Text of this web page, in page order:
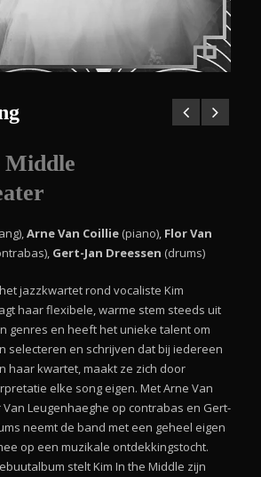
Arne Van Coillie (piano), Flor Van
Gert-Jan Dreessen (drums)
jazzkwartet rond vocaliste Kim
haar flexibele, warme stem steeds uit
genres en heeft het unieke talent om
selecteren en schrijven dat bij iedereen
haar kwartet, maakt ze zich door
elke song eigen. Met Arne Van
Van Leugenhaeghe op contrabas en Gert-
neemt de band met een geheel eigen
op een muzikale ontdekkingstocht.
stelt Kim In the Middle zijn